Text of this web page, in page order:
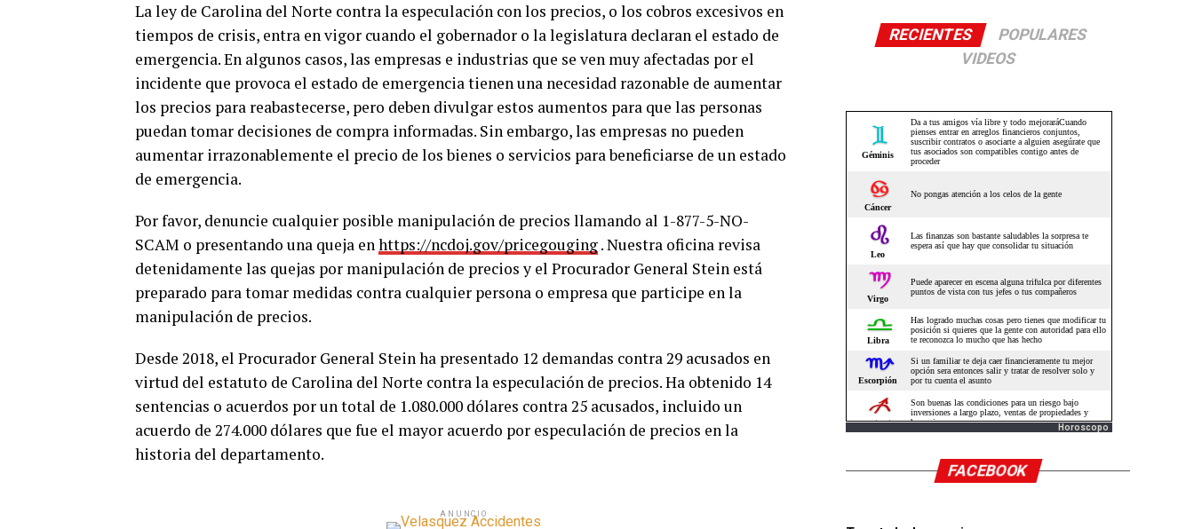
La ley de Carolina del Norte contra la especulación con los precios, o los cobros excesivos en
tiempos de crisis, entra en vigor cuando el gobernador o la legislatura declaran el estado de
emergencia. En algunos casos, las empresas e industrias que se ven muy afectadas por el
incidente que provoca el estado de emergencia tienen una necesidad razonable de aumentar
los precios para reabastecerse, pero deben divulgar estos aumentos para que las personas
puedan tomar decisiones de compra informadas. Sin embargo, las empresas no pueden
aumentar irrazonablemente el precio de los bienes o servicios para beneficiarse de un estado
de emergencia.
Por favor, denuncie cualquier posible manipulación de precios llamando al 1-877-5-NO-
SCAM o presentando una queja enhttps://ncdoj.gov/pricegouging. Nuestra oficina revisa
detenidamente las quejas por manipulación de precios y el Procurador General Stein está
preparado para tomar medidas contra cualquier persona o empresa que participe en la
manipulación de precios.
Desde 2018, el Procurador General Stein ha presentado 12 demandas contra 29 acusados ​​en
virtud del estatuto de Carolina del Norte contra la especulación de precios. Ha obtenido 14
sentencias o acuerdos por un total de 1.080.000 dólares contra 25 acusados, incluido un
acuerdo de 274.000 dólares que fue el mayor acuerdo por especulación de precios en la
historia del departamento.
ANUNCIO
RECIENTES
POPULARES
VIDEOS
Horoscopo
FACEBOOK